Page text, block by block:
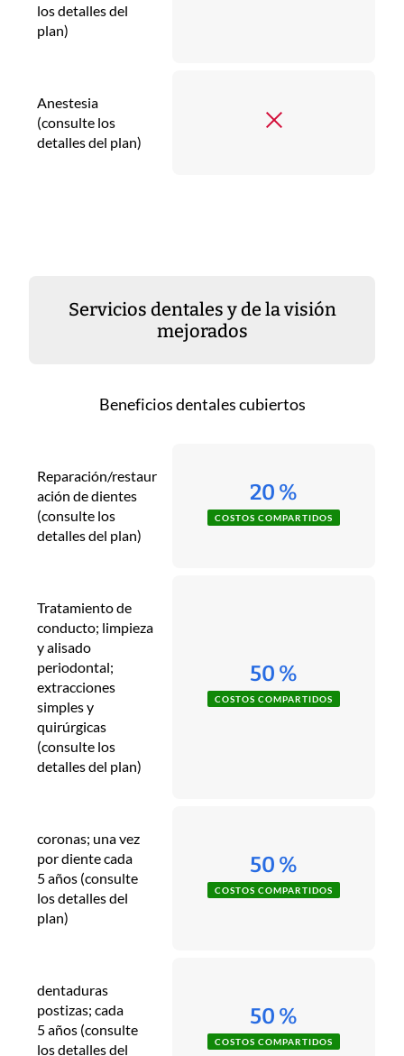
los detalles del
plan)
Anestesia
(consulte los
detalles del plan)
Servicios dentales y de la visión
mejorados
Beneficios dentales cubiertos
Reparación/restaur
ación de dientes
(consulte los
detalles del plan)
20 %
COSTOS COMPARTIDOS
Tratamiento de
conducto; limpieza
y alisado
periodontal;
extracciones
simples y
quirúrgicas
(consulte los
detalles del plan)
50 %
COSTOS COMPARTIDOS
coronas; una vez
por diente cada
5 años (consulte
los detalles del
plan)
50 %
COSTOS COMPARTIDOS
dentaduras
postizas; cada
5 años (consulte
los detalles del
50 %
COSTOS COMPARTIDOS